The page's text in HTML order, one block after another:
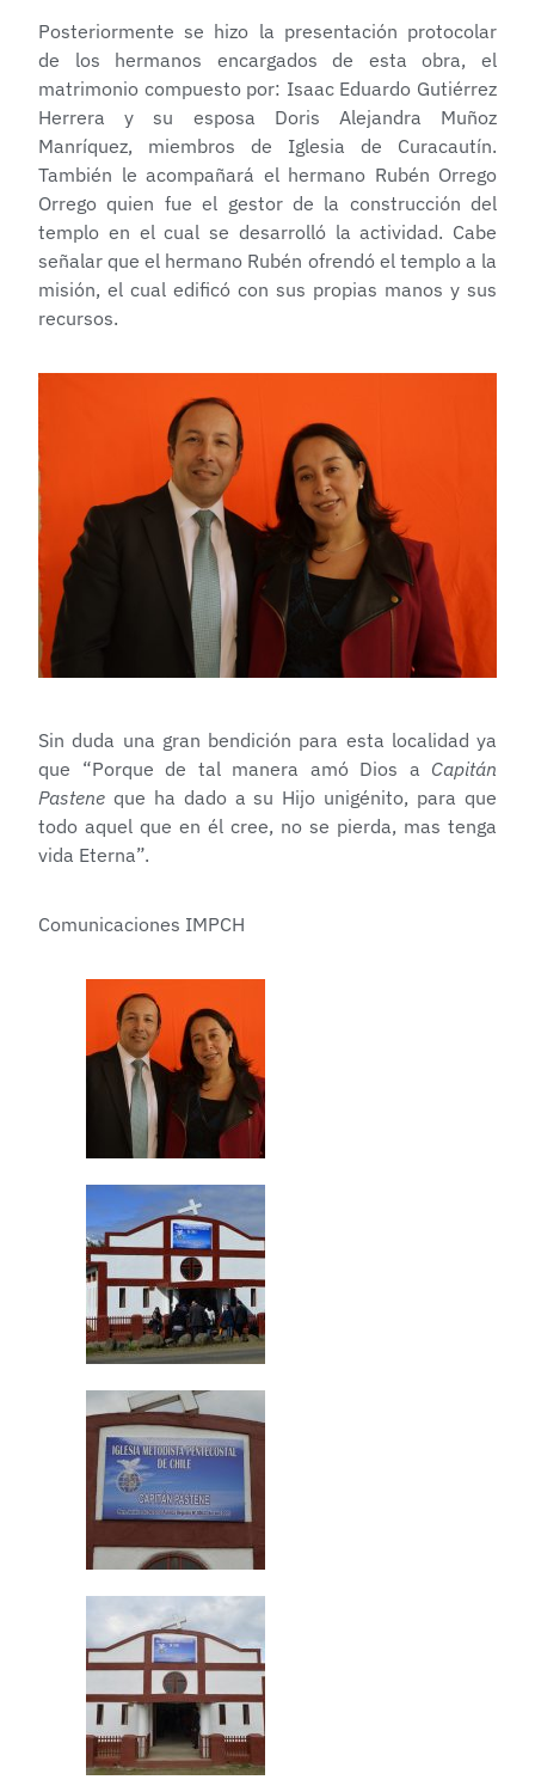
Posteriormente se hizo la presentación protocolar
de los hermanos encargados de esta obra, el
matrimonio compuesto por: Isaac Eduardo Gutiérrez
Herrera y su esposa Doris Alejandra Muñoz
Manríquez, miembros de Iglesia de Curacautín.
También le acompañará el hermano Rubén Orrego
Orrego quien fue el gestor de la construcción del
templo en el cual se desarrolló la actividad. Cabe
señalar que el hermano Rubén ofrendó el templo a la
misión, el cual edificó con sus propias manos y sus
recursos.
Sin duda una gran bendición para esta localidad ya
que “Porque de tal manera amó Dios a Capitán
Pastene que ha dado a su Hijo unigénito, para que
todo aquel que en él cree, no se pierda, mas tenga
vida Eterna”.
Comunicaciones IMPCH